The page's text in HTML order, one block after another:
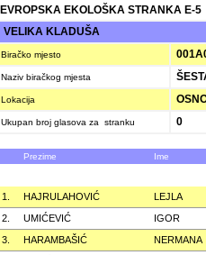
EVROPSKA EKOLOŠKA STRANKA E-5
VELIKA KLADUŠA
Biračko mjesto
Naziv biračkog mjesta
Lokacija
Ukupan broj glasova za stranku 0
Prezime Ime
1. HAJRULAHOVIĆ
LEJLA
2.
UMIĆEVIĆ
IGOR
3.
HARAMBAŠIĆ
NERMANA